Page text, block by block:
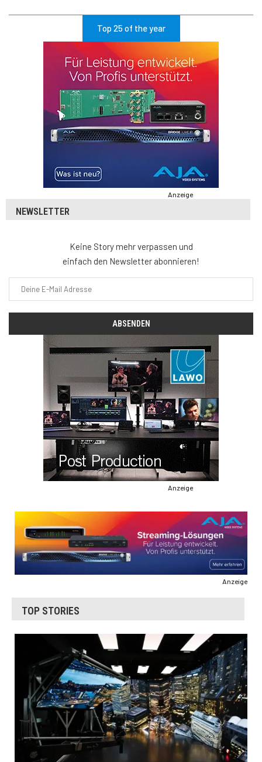
Top 25 of the year
Anzeige
NEWSLETTER
Keine Story mehr verpassen und
einfach den Newsletter abonnieren!
Anzeige
Anzeige
TOP STORIES